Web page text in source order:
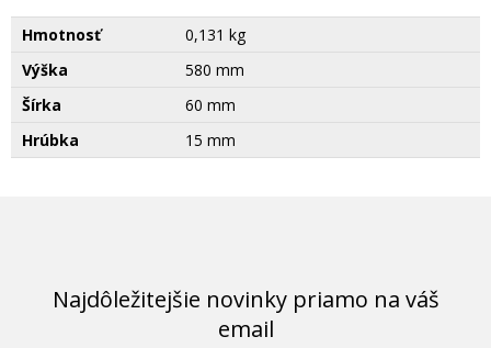
Hmotnosť
0,131 kg
Výška
580 mm
Šírka
60 mm
Hrúbka
15 mm
Najdôležitejšie novinky priamo na váš
email